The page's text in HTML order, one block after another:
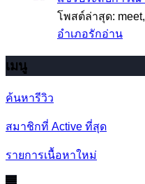
โพสต์ล่าสุด: meet,
อำเภอรักอ่าน
เมนู
ค้นหารีวิว
สมาชิกที่ Active ที่สุด
รายการเนื้อหาใหม่